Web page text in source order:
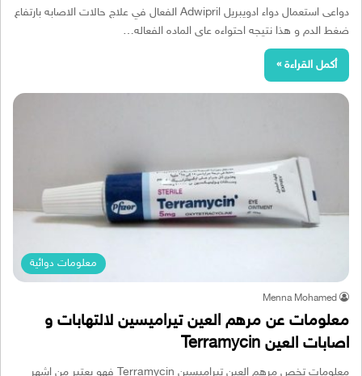
دواعى استعمال دواء ادويبريل Adwipril الفعال في علاج حالات الاصابه بارتفاع
ضغط الدم و هذا نتيجه احتواءه عاى الماده الفعاله…
أكمل القراءة »
معلومات دوائية
Menna Mohamed
معلومات عن مرهم العين تيراميسين لالتهابات و
اصابات العين Terramycin
معلومات تخص مرهم العين تيراميسين Terramycin فهو يعتبر من اشهر